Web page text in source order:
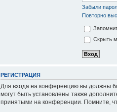
Забыли
Повторно
Скрыть
РЕГИСТРАЦИЯ
Для входа на конференцию вы должны
могут быть установлены также
принятыми на конференции. Помните,